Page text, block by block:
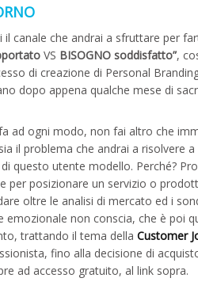
canale che andrai a sfruttare per
VS BISOGNO soddisfatto”,
di creazione di Personal
dopo appena qualche mese di
ad ogni modo, non fai altro che
il problema che andrai a risolvere
questo utente modello. Perché?
per posizionare un servizio o
oltre le analisi di mercato ed i
non conscia, che è poi
trattando il tema della Customer
fino alla decisione di
ad accesso gratuito, al link sopra.